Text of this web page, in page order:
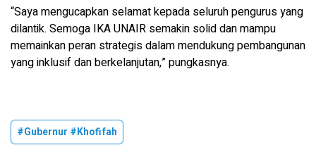
“Saya mengucapkan selamat kepada seluruh pengurus yang
dilantik. Semoga IKA UNAIR semakin solid dan mampu
memainkan peran strategis dalam mendukung pembangunan
yang inklusif dan berkelanjutan,” pungkasnya.
#Gubernur #Khofifah